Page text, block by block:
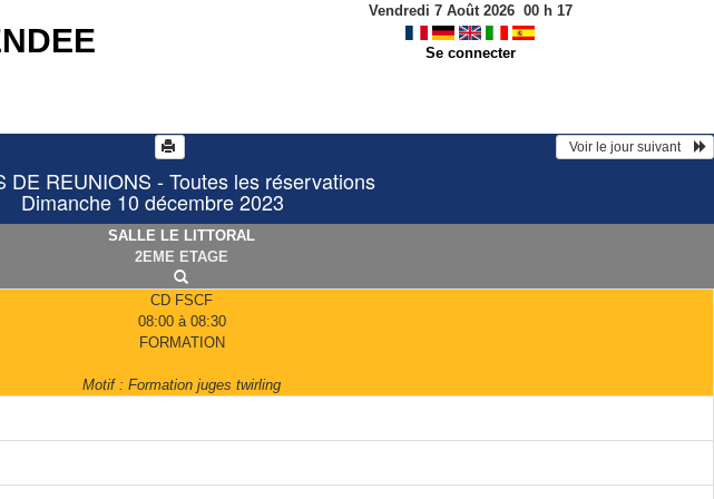
Vendredi 7 Août 2026 00h 17
Se connecter
  Voir le jour suivant
DE REUNIONS - Toutes les réservations
Dimanche 10 décembre 2023
SALLE LE LITTORAL
2EME ETAGE
CD FSCF
08:00 à 08:30
FORMATION
Motif : Formation juges twirling